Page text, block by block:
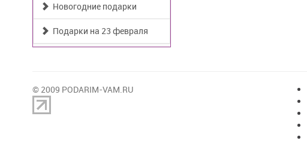
Новогодние подарки
Подарки на 23 февраля
© 2009 PODARIM-VAM.RU